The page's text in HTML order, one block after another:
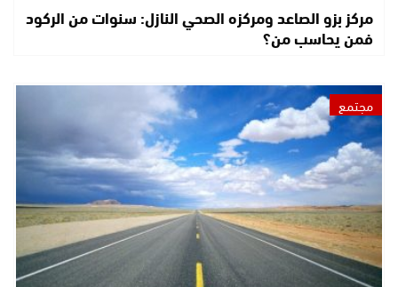
مركز بزو الصاعد ومركزه الصحي النازل: سنوات من الركود
فمن يحاسب من؟
مجتمع